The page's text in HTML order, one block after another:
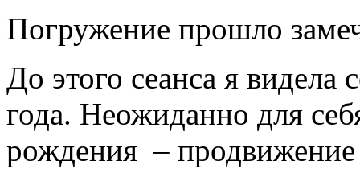
Погружение прошло
До этого сеанса я видела
года. Неожиданно для
рождения –